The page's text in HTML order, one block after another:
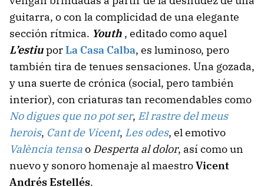
guitarra, o con la complicidad de una elegante
sección rítmica. Youth , editado como aquel
L’estiuporLa Casa Calba, es luminoso, pero
también tira de tenues sensaciones. Una gozada,
y una suerte de crónica (social, pero también
interior), con criaturas tan recomendables como
No digues que no pot ser, El rastre del meus
herois, Cant de Vicent, Les odes, el emotivo
València tensao Desperta al dolor, así como un
nuevo y sonoro homenaje al maestroVicent
Andrés Estellés.